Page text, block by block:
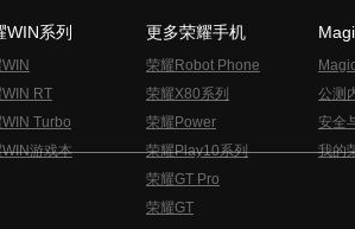
WIN系列
RT
Turbo
游戏本
更多荣耀手机
荣耀Robot Phone
荣耀X80系列
荣耀Power
荣耀Play10系列
荣耀GT Pro
荣耀GT
公测
安全
我的